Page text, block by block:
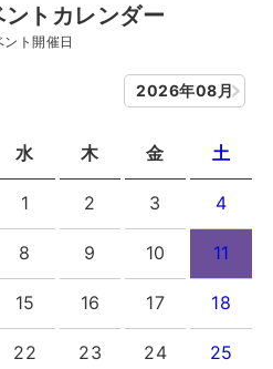
トカレンダー
ント開催日
2026年08月
水 木 金 土
1 2 3 4
8 9 10 11
15 16 17 18
22 23 24 25